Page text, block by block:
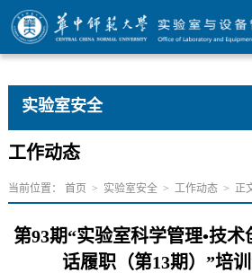
实验室安全
工作动态
当前位置： 首页 > 实验室安全 > 工作动态 > 正
第93期“实验室科学管理•技
话履职（第13期）”培